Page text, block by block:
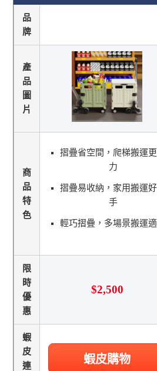
品
牌
產
品
圖
片
商
品
特
色
摺疊省空間，爬梯搬運
力
摺疊易收納，家用搬運
手
輕巧摺疊，多場景搬運
限
時
優
惠
$2,500
蝦
皮
連
蝦皮購物